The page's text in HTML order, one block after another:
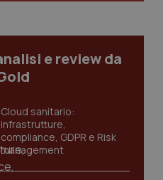
e review da
Cloud sanitario:
infrastrutture,
compliance, GDPR e Risk
management